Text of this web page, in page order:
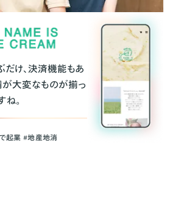
だけ、決済機能もあ
が大変なものが揃っ
ね。
起業 #地産地消